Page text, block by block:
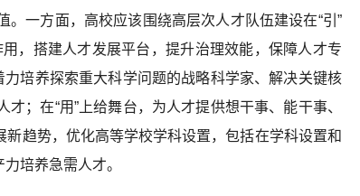
一方面，高校应该围绕高层次人才队伍建设在“引”
用，搭建人才发展平台，提升治理效能，保障人才专
培养探索重大科学问题的战略科学家、解决关键核
；在“用”上给舞台，为人才提供想干事、能干事、
趋势，优化高等学校学科设置，包括在学科设置和
培养急需人才。